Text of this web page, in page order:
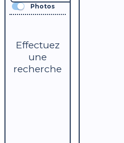
Photos
Effectuez
une
recherche